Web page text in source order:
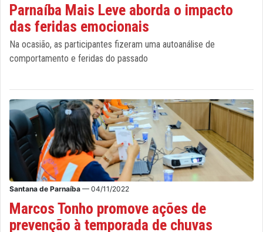
Parnaíba Mais Leve aborda o impacto
das feridas emocionais
Na ocasião, as participantes fizeram uma autoanálise de
comportamento e feridas do passado
Santana de Parnaíba — 04/11/2022
Marcos Tonho promove ações de
prevenção à temporada de chuvas